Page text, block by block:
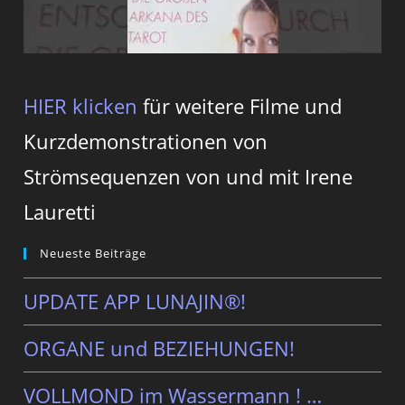
HIER klicken für weitere Filme und
Kurzdemonstrationen von
Strömsequenzen von und mit Irene
Lauretti
Neueste Beiträge
UPDATE APP LUNAJIN®!
ORGANE und BEZIEHUNGEN!
VOLLMOND im Wassermann ! …